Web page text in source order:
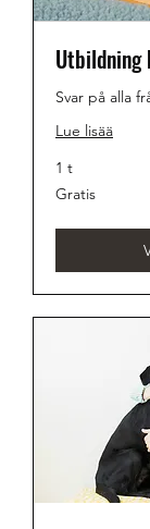
Utbildning
Svar på alla
Lue lisää
1 t
Gratis
Gratis